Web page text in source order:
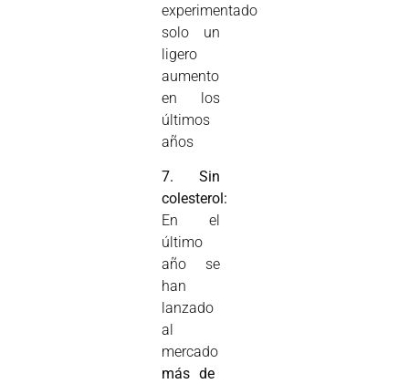
experimentado
solo un
ligero
aumento
en los
últimos
años
7. Sin
colesterol:
En el
último
año se
han
lanzado
al
mercado
más de